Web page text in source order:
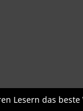
gebrauchte
Lesern das